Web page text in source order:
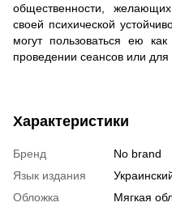
общественности,
своей психической
могут пользоваться ею
проведении сеансов или для
Характеристики
Бренд
No brand
Язык издания
Обложка
Мягкая